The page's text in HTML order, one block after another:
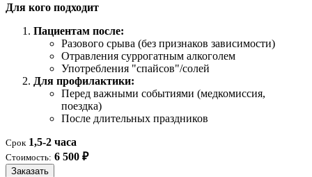
Для кого подходит
Пациентам после:
Разового срыва (без признаков зависимости)
Отравления суррогатным алкоголем
Употребления "спайсов"/солей
Для профилактики:
Перед важными событиями (медкомиссия,
поездка)
После длительных праздников
Срок 1,5-2 часа
Стоимость: 6 500 ₽
Заказать